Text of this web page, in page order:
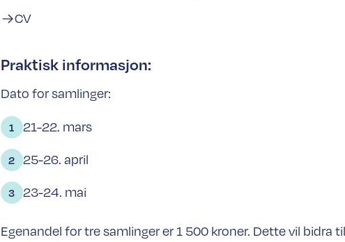
CV
Praktisk informasjon:
Dato for samlinger:
21-22. mars
25-26. april
23-24. mai
Egenandel for tre samlinger er 1 500 kroner. Dette vil bidra